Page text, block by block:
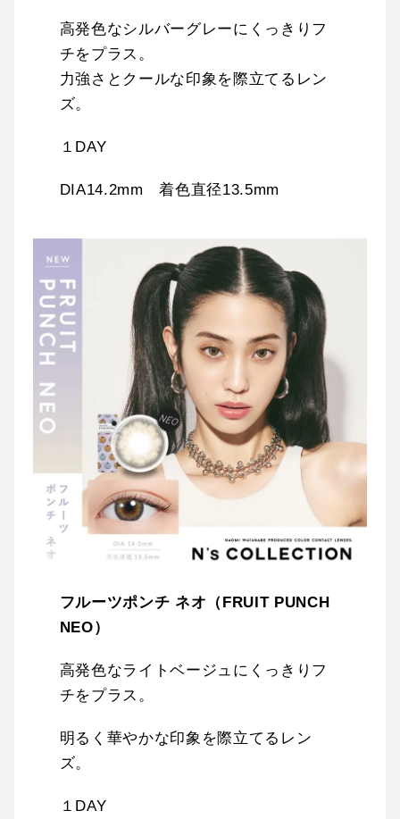
高発色なシルバーグレーにくっきりフ
チをプラス。
力強さとクールな印象を際立てるレン
ズ。
１DAY
DIA14.2mm 着色直径13.5mm
フルーツポンチ ネオ（FRUIT PUNCH
NEO）
高発色なライトベージュにくっきりフ
チをプラス。
明るく華やかな印象を際立てるレン
ズ。
１DAY